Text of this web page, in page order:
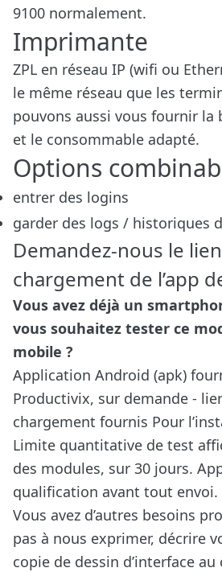
9100 normalement.
Imprimante
ZPL en réseau IP (wifi ou
le même réseau que les
pouvons aussi vous fournir
et le consommable adapté.
Options
entrer des logins
garder des logs / historiques
Demandez-nous le
chargement de l’app
Vous avez déjà un
vous souhaitez tester ce
mobile ?
Application Android (apk)
Productivix, sur demande -
chargement fournis Pour
Limite quantitative de test
des modules, sur 30 jours.
qualification avant tout envoi.
Vous avez d’autres besoins
pas à nous exprimer, décrire
copie de dessin d’interface au